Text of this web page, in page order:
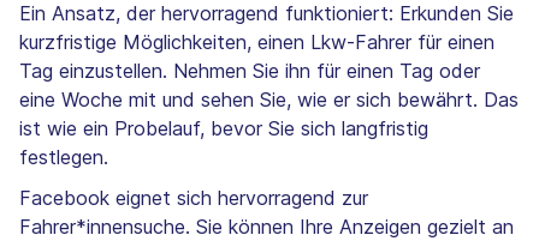
Ein Ansatz, der hervorragend funktioniert: Erkunden Sie
kurzfristige Möglichkeiten, einen Lkw-Fahrer für einen
Tag einzustellen. Nehmen Sie ihn für einen Tag oder
eine Woche mit und sehen Sie, wie er sich bewährt. Das
ist wie ein Probelauf, bevor Sie sich langfristig
festlegen.
Facebook eignet sich hervorragend zur
Fahrer*innensuche. Sie können Ihre Anzeigen gezielt an